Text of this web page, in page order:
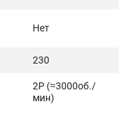
Нет
230
2P (≈3000об./
мин)